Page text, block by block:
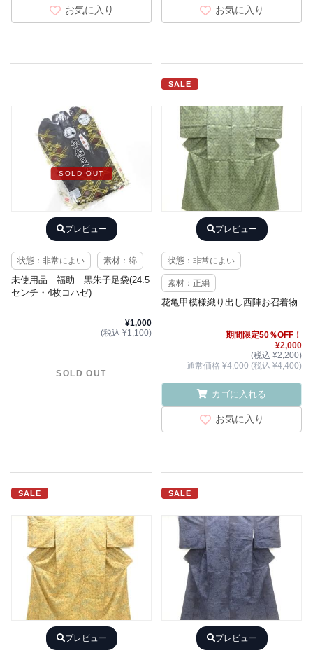
お気に入り お気に入り
SOLD OUT
プレビュー
状態：非常によい 素材：綿
未使用品 福助 黒朱子足袋(24.5
センチ・4枚コハゼ)
¥1,000
(税込 ¥1,100)
SOLD OUT
SALE
プレビュー
状態：非常によい
素材：正絹
花亀甲模様織り出し西陣お召着物
期間限定50％OFF！
¥2,000
(税込 ¥2,200)
通常価格 ¥4,000 (税込 ¥4,400)
カゴに入れる
お気に入り
SALE
プレビュー
SALE
プレビュー